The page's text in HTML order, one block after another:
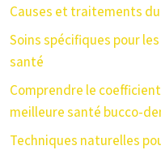
Causes et traitements
Soins spécifiques pour
santé
Comprendre le
meilleure santé bucco-
Techniques naturelles